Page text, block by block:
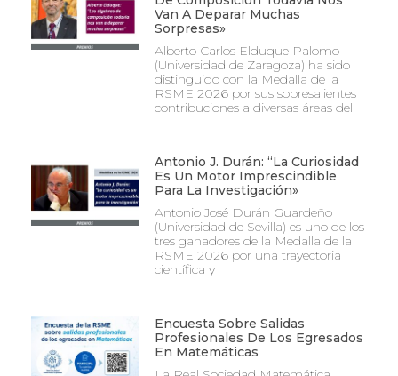
Van A Deparar Muchas
Sorpresas»
Alberto Carlos Elduque Palomo
(Universidad de Zaragoza) ha sido
distinguido con la Medalla de la
RSME 2026 por sus sobresalientes
contribuciones a diversas áreas del
Antonio J. Durán: “La Curiosidad
Es Un Motor Imprescindible
Para La Investigación»
Antonio José Durán Guardeño
(Universidad de Sevilla) es uno de los
tres ganadores de la Medalla de la
RSME 2026 por una trayectoria
científica y
Encuesta Sobre Salidas
Profesionales De Los Egresados
En Matemáticas